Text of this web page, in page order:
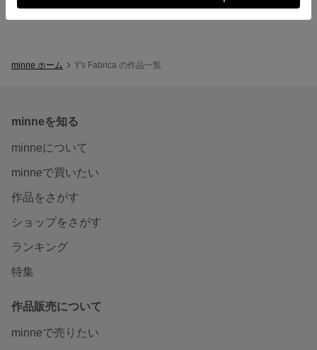
minne ホーム Y's Fabrica の作品一覧
minneを知る
minneについて
minneで買いたい
作品をさがす
ショップをさがす
ランキング
特集
作品販売について
minneで売りたい